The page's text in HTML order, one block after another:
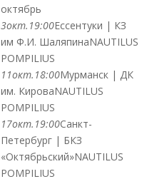
октябрь
3окт. 19:00Ессентуки | КЗ
им Ф.И. ШаляпинаNAUTILUS
POMPILIUS
11окт. 18:00Мурманск | ДК
им. КироваNAUTILUS
POMPILIUS
17окт. 19:00Санкт-
Петербург | БКЗ
«Октябрьский»NAUTILUS
POMPILIUS